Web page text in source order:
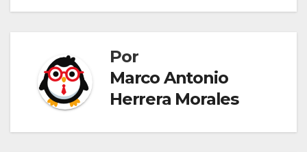
Por
Marco Antonio
Herrera Morales